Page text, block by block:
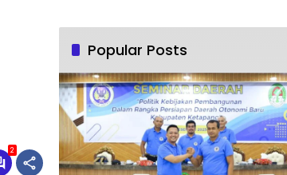
2
Popular Posts